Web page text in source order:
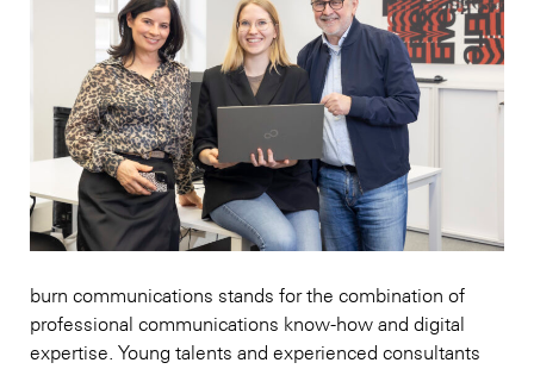
burn communications stands for the combination of
professional communications know-how and digital
expertise. Young talents and experienced consultants